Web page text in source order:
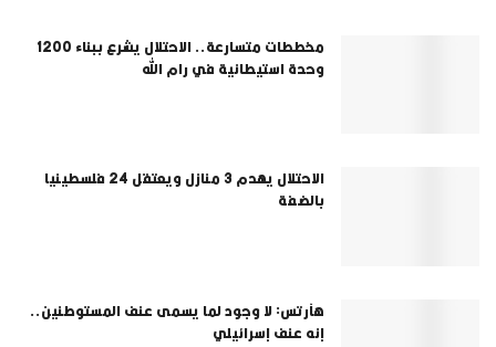
مخططات متسارعة.. الاحتلال يشرع ببناء 1200
وحدة استيطانية في رام الله
الاحتلال يهدم 3 منازل ويعتقل 24 فلسطينيا
بالضفة
هآرتس: لا وجود لما يسمى عنف المستوطنين..
إنه عنف إسرائيلي